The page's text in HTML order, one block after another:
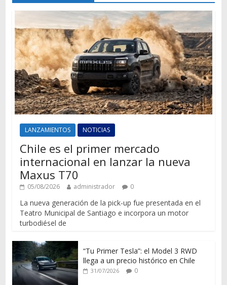
LANZAMIENTOS NOTICIAS
Chile es el primer mercado
internacional en lanzar la nueva
Maxus T70
05/08/2026 administrador 0
La nueva generación de la pick-up fue presentada en el
Teatro Municipal de Santiago e incorpora un motor
turbodiésel de
“Tu Primer Tesla”: el Model 3 RWD
llega a un precio histórico en Chile
31/07/2026 0